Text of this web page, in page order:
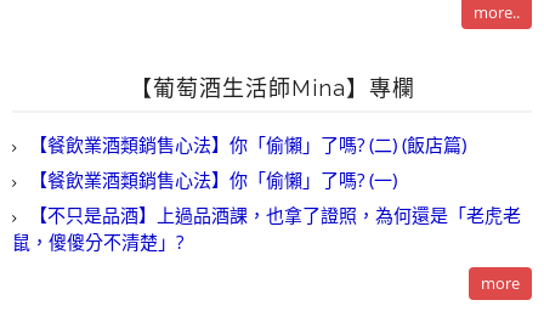
more..
【葡萄酒生活師Mina】專欄
【餐飲業酒類銷售心法】你「偷懶」了嗎? (二) (飯店篇)
【餐飲業酒類銷售心法】你「偷懶」了嗎? (一)
【不只是品酒】上過品酒課，也拿了證照，為何還是「老虎老
鼠，傻傻分不清楚」?
more